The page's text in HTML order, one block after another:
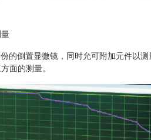
的倒置显微镜，同时允可附加元件以
面的测量。